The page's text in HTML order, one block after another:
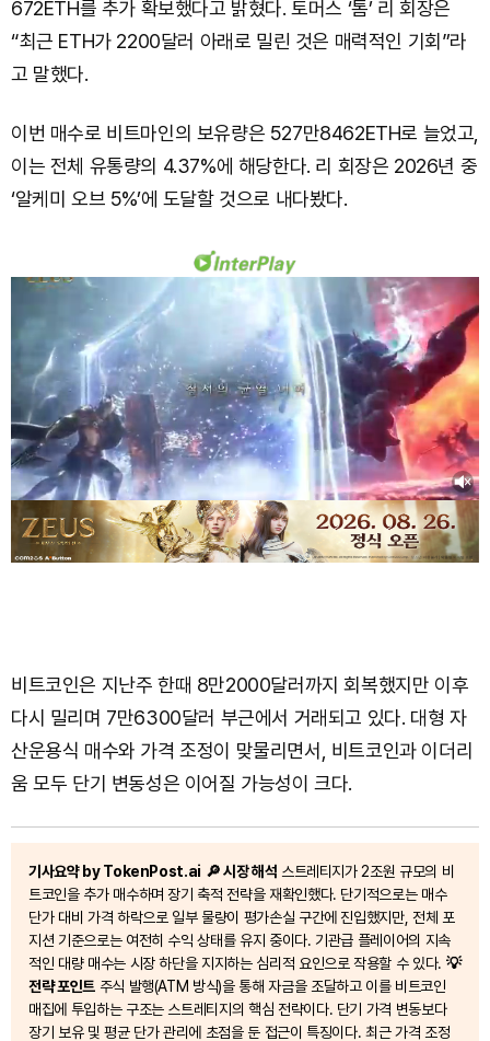
672ETH를 추가 확보했다고 밝혔다. 토머스 ‘톰’ 리 회장은
“최근 ETH가 2200달러 아래로 밀린 것은 매력적인 기회”라
고 말했다.
이번 매수로 비트마인의 보유량은 527만8462ETH로 늘었고,
이는 전체 유통량의 4.37%에 해당한다. 리 회장은 2026년 중
‘알케미 오브 5%’에 도달할 것으로 내다봤다.
비트코인은 지난주 한때 8만2000달러까지 회복했지만 이후
다시 밀리며 7만6300달러 부근에서 거래되고 있다. 대형 자
산운용식 매수와 가격 조정이 맞물리면서, 비트코인과 이더리
움 모두 단기 변동성은 이어질 가능성이 크다.
기사요약 by TokenPost.ai 🔎 시장 해석 스트레티지가 2조원 규모의 비
트코인을 추가 매수하며 장기 축적 전략을 재확인했다. 단기적으로는 매수
단가 대비 가격 하락으로 일부 물량이 평가손실 구간에 진입했지만, 전체 포
지션 기준으로는 여전히 수익 상태를 유지 중이다. 기관급 플레이어의 지속
적인 대량 매수는 시장 하단을 지지하는 심리적 요인으로 작용할 수 있다. 💡
전략 포인트주식 발행(ATM 방식)을 통해 자금을 조달하고 이를 비트코인
매집에 투입하는 구조는 스트레티지의 핵심 전략이다. 단기 가격 변동보다
장기 보유 및 평균 단가 관리에 초점을 둔 접근이 특징이다. 최근 가격 조정